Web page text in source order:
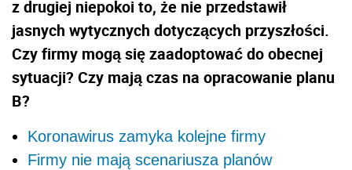
z drugiej niepokoi to, że nie przedstawił
jasnych wytycznych dotyczących przyszłości.
Czy firmy mogą się zaadoptować do obecnej
sytuacji? Czy mają czas na opracowanie planu
B?
Koronawirus zamyka kolejne firmy
Firmy nie mają scenariusza planów